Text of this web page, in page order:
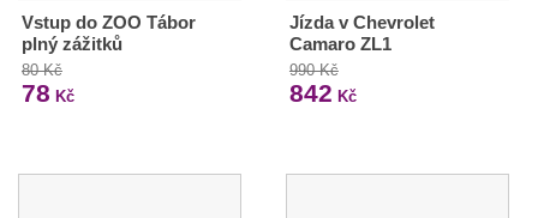
Vstup do ZOO Tábor
plný zážitků
80 Kč
78 Kč
Jízda v Chevrolet
Camaro ZL1
990 Kč
842 Kč